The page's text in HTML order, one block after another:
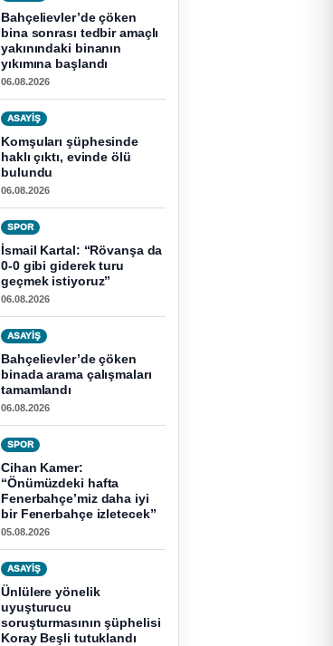
Bahçelievler’de çöken
bina sonrası tedbir amaçlı
yakınındaki binanın
yıkımına başlandı
06.08.2026
ASAYİŞ
Komşuları şüphesinde
haklı çıktı, evinde ölü
bulundu
06.08.2026
SPOR
İsmail Kartal: “Rövanşa da
0-0 gibi giderek turu
geçmek istiyoruz”
06.08.2026
ASAYİŞ
Bahçelievler’de çöken
binada arama çalışmaları
tamamlandı
06.08.2026
SPOR
Cihan Kamer:
“Önümüzdeki hafta
Fenerbahçe’miz daha iyi
bir Fenerbahçe izletecek”
05.08.2026
ASAYİŞ
Ünlülere yönelik
uyuşturucu
soruşturmasının şüphelisi
Koray Beşli tutuklandı